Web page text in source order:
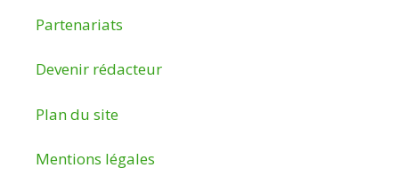
Partenariats
Devenir rédacteur
Plan du site
Mentions légales